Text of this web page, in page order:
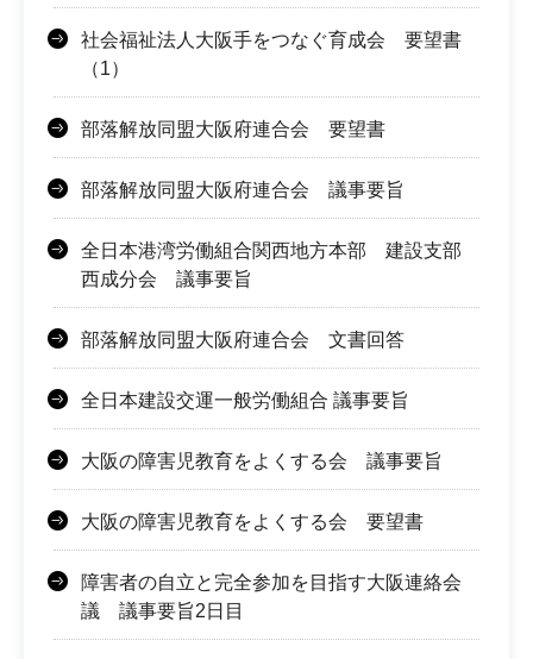
社会福祉法人大阪手をつなぐ育成会 要望書
（1）
部落解放同盟大阪府連合会 要望書
部落解放同盟大阪府連合会 議事要旨
全日本港湾労働組合関西地方本部 建設支部
西成分会 議事要旨
部落解放同盟大阪府連合会 文書回答
全日本建設交運一般労働組合 議事要旨
大阪の障害児教育をよくする会 議事要旨
大阪の障害児教育をよくする会 要望書
障害者の自立と完全参加を目指す大阪連絡会
議 議事要旨2日目